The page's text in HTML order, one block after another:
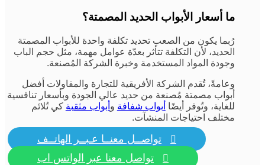
ما أسعار الأبواب الحديد المصمتة؟
رُبما يكون من الصعب تحديد تكلفة واحدة للأبواب المصمتة
الحديد، لأن التكلفة تتأثر بعدّة عوامل مهمة، مثل حجم الباب
وجودة المواد المستخدمة وخبرة الشركة المُصنعة.
وعامةً، تُقدم الشركة الأفريقية للتجارة والمقاولات أفضل
أبواب مصمتة مُصنعة من حديد عالي الجودة وبأسعار تنافسية
للغاية، وتُوفر أيضًا أبواب شفافة و أبواب مثقبة كي تُلائم
مختلف احتياجات المنشآت.
تواصــل معنــا عـبــر الهاتــف 
تواصل معنا عبر الواتس اب 